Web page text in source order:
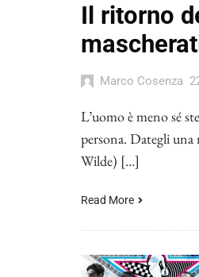
Il ritorno
Marco Cosenza
L’uomo è meno sé
persona. Dategli una
Wilde) […]
Read More